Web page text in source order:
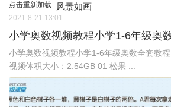
点击重新加载 风景如画
2021-8-21 13:01
小学奥数视频教程小学1-6年级奥
小学奥数视频教程小学1-6年级奥数全套教
视频体积大小：2.54GB 01 松果 ...